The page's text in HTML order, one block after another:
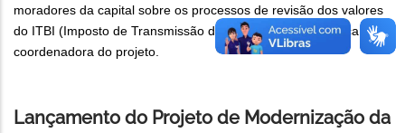
moradores da capital sobre os processos de revisão dos valores
do ITBI (Imposto de Transmissão de Bens Imóveis)”, explica a
coordenadora do projeto.
Lançamento do Projeto de Modernização da